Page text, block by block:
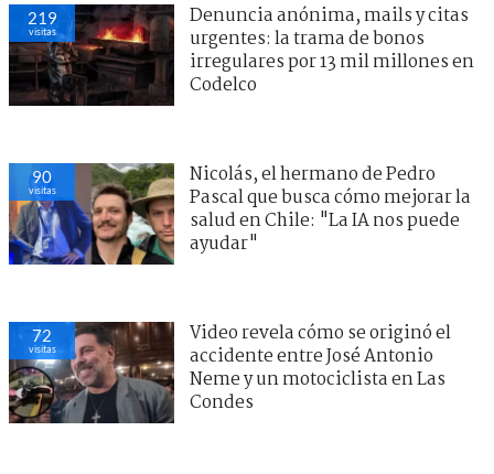
219
visitas
Denuncia anónima, mails y citas
urgentes: la trama de bonos
irregulares por 13 mil millones en
Codelco
90
visitas
Nicolás, el hermano de Pedro
Pascal que busca cómo mejorar la
salud en Chile: "La IA nos puede
ayudar"
72
visitas
Video revela cómo se originó el
accidente entre José Antonio
Neme y un motociclista en Las
Condes